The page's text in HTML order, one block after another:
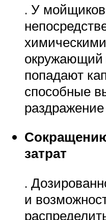
. У мойщиков
окружающий
попадают
способные
затрат
.
и